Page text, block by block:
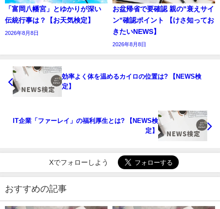
「富岡八幡宮」とゆかりが深い
伝統行事は？【お天気検定】
2026年8月8日
お盆帰省で要確認 親の"衰えサイ
ン"確認ポイント 【けさ知ってお
きたいNEWS】
2026年8月8日
効率よく体を温めるカイロの位置は? 【NEWS検
定】
IT企業「ファーレイ」の福利厚生とは? 【NEWS検
定】
Xでフォローしよう
おすすめの記事